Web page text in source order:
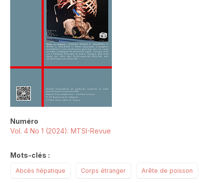
Numéro
Vol. 4 No 1 (2024): MTSI-Revue
Mots-clés :
Abcès hépatique Corps étranger Arête de poisson